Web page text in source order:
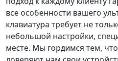
все особенности вашего
клавиатура требует не
небольшой настройки,
месте. Мы гордимся тем,